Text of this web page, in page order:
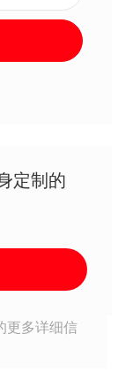
定制的
更多详细信